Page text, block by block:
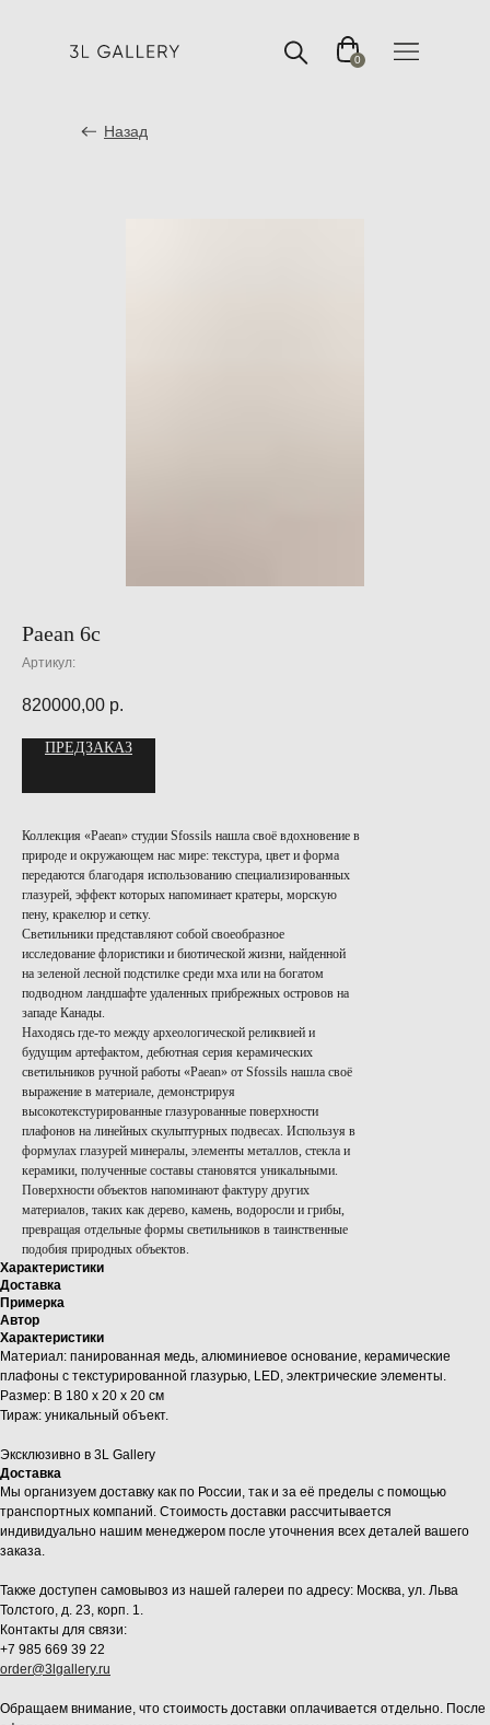
0
Назад
Paean 6c
Артикул:
820000,00 р.
ПРЕДЗАКАЗ
Коллекция «Paean» студии Sfossils нашла своё вдохновение в
природе и окружающем нас мире: текстура, цвет и форма
передаются благодаря использованию специализированных
глазурей, эффект которых напоминает кратеры, морскую
пену, кракелюр и сетку.
Светильники представляют собой своеобразное
исследование флористики и биотической жизни, найденной
на зеленой лесной подстилке среди мха или на богатом
подводном ландшафте удаленных прибрежных островов на
западе Канады.
Находясь где-то между археологической реликвией и
будущим артефактом, дебютная серия керамических
светильников ручной работы «Paean» от Sfossils нашла своё
выражение в материале, демонстрируя
высокотекстурированные глазурованные поверхности
плафонов на линейных скульптурных подвесах. Используя в
формулах глазурей минералы, элементы металлов, стекла и
керамики, полученные составы становятся уникальными.
Поверхности объектов напоминают фактуру других
материалов, таких как дерево, камень, водоросли и грибы,
превращая отдельные формы светильников в таинственные
подобия природных объектов.
Характеристики
Доставка
Примерка
Автор
Характеристики
Материал: панированная медь, алюминиевое основание, керамические
плафоны с текстурированной глазурью, LED, электрические элементы.
Размер: В 180 х 20 х 20 см
Тираж: уникальный объект.
Эксклюзивно в 3L Gallery
Доставка
Мы организуем доставку как по России, так и за её пределы с помощью
транспортных компаний. Стоимость доставки рассчитывается
индивидуально нашим менеджером после уточнения всех деталей вашего
заказа.
Также доступен самовывоз из нашей галереи по адресу: Москва, ул. Льва
Толстого, д. 23, корп. 1.
Контакты для связи:
+7 985 669 39 22
order@3lgallery.ru
Обращаем внимание, что стоимость доставки оплачивается отдельно. После